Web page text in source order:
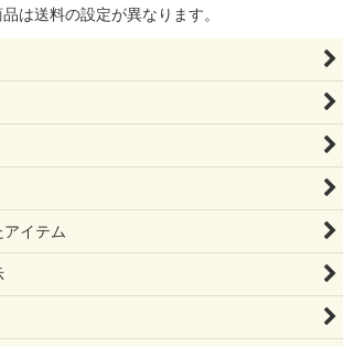
は送料の設定が異なります。
イテム